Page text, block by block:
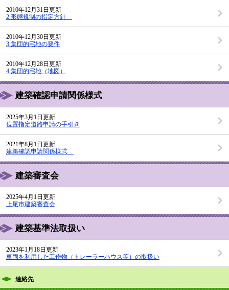
2010年12月31日更新
2.形態規制の指定方針
2010年12月30日更新
3.集団的宅地の要件
2010年12月28日更新
4.集団的宅地（地図）
建築確認申請関係様式
2025年3月1日更新
位置指定道路申請の手引き
2021年8月1日更新
建築確認申請関係様式
建築審査会
2025年4月1日更新
上尾市建築審査会
建築基準法取扱い
2023年1月18日更新
車両を利用した工作物（トレーラーハウス等）の取扱い
連絡先